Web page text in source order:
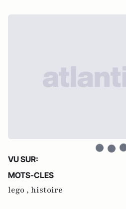
VU SUR:
MOTS-CLES
lego , histoire